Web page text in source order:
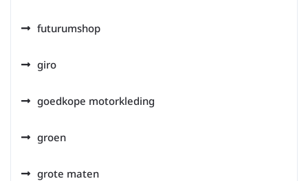
futurumshop
giro
goedkope motorkleding
groen
grote maten